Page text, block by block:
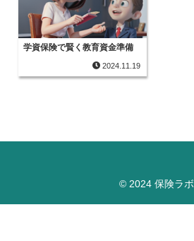
学資保険で賢く教育資金準備
2024.11.19
© 2024 保険ラボ.